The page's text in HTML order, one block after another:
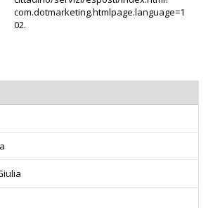
com.dotmarketing.htmlpage.language=1
02.